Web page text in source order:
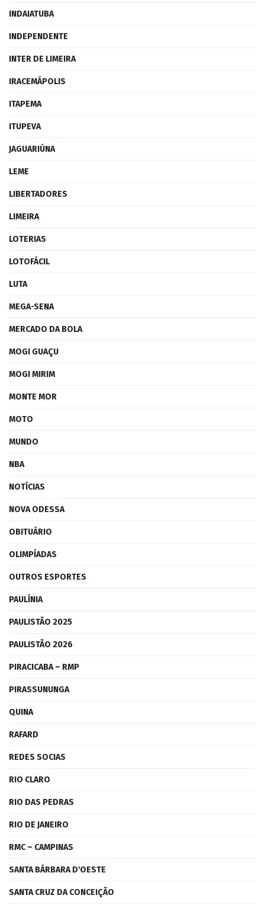
INDAIATUBA
INDEPENDENTE
INTER DE LIMEIRA
IRACEMÁPOLIS
ITAPEMA
ITUPEVA
JAGUARIÚNA
LEME
LIBERTADORES
LIMEIRA
LOTERIAS
LOTOFÁCIL
LUTA
MEGA-SENA
MERCADO DA BOLA
MOGI GUAÇU
MOGI MIRIM
MONTE MOR
MOTO
MUNDO
NBA
NOTÍCIAS
NOVA ODESSA
OBITUÁRIO
OLIMPÍADAS
OUTROS ESPORTES
PAULÍNIA
PAULISTÃO 2025
PAULISTÃO 2026
PIRACICABA – RMP
PIRASSUNUNGA
QUINA
RAFARD
REDES SOCIAS
RIO CLARO
RIO DAS PEDRAS
RIO DE JANEIRO
RMC – CAMPINAS
SANTA BÁRBARA D'OESTE
SANTA CRUZ DA CONCEIÇÃO